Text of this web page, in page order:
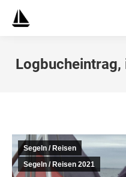
Logbucheintrag,
Segeln / Reisen
Segeln / Reisen 2021